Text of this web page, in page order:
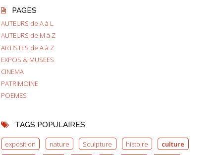
PAGES
AUTEURS de A à L
AUTEURS de M à Z
ARTISTES de A à Z
EXPOS & MUSEES
CINEMA
PATRIMOINE
POEMES
TAGS POPULAIRES
exposition nature Sculpture histoire
culture